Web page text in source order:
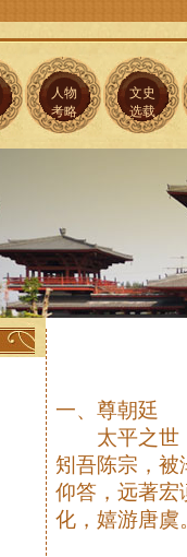
人物
考略
文史
选载
一、尊朝廷
太平之世，
矧吾陈宗，被
仰答，远著宏
化，嬉游唐虞